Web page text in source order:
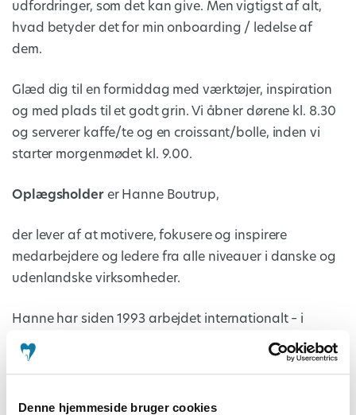
Denne hjemmeside bruger cookies
udfordringer, som det kan give. Men vigtigst af alt,
hvad betyder det for min onboarding / ledelse af
dem.
Glæd dig til en formiddag med værktøjer, inspiration
og med plads til et godt grin. Vi åbner dørene kl. 8.30
og serverer kaffe/te og en croissant/bolle, inden vi
starter morgenmødet kl. 9.00.
Oplægsholderer Hanne Boutrup,
der lever af at motivere, fokusere og inspirere
medarbejdere og ledere fra alle niveauer i danske og
udenlandske virksomheder.
Hanne har siden 1993 arbejdet internationalt – i
Europa, Asien, USA – og senest som Communication
Director hos LEGO Gruppen.
Hannes særlige styrke er hendes evne til at begejstre